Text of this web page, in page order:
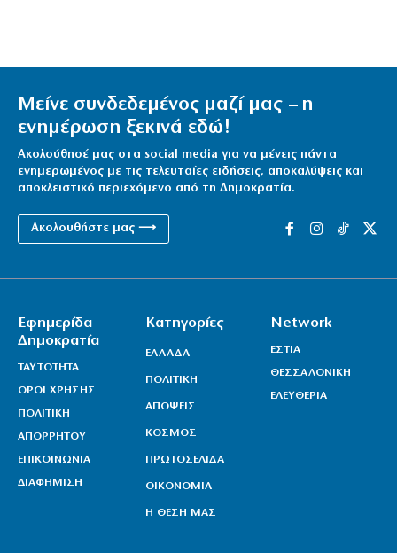
Μείνε συνδεδεμένος μαζί μας – η
ενημέρωση ξεκινά εδώ!
Ακολούθησέ μας στα social media για να μένεις πάντα
ενημερωμένος με τις τελευταίες ειδήσεις, αποκαλύψεις και
αποκλειστικό περιεχόμενο από τη Δημοκρατία.
Ακολουθήστε μας ⟶
Εφημερίδα
Δημοκρατία
ΤΑΥΤΟΤΗΤΑ
ΟΡΟΙ ΧΡΗΣΗΣ
ΠΟΛΙΤΙΚΗ
ΑΠΟΡΡΗΤΟΥ
ΕΠΙΚΟΙΝΩΝΙΑ
ΔΙΑΦΗΜΙΣΗ
Κατηγορίες
ΕΛΛΑΔΑ
ΠΟΛΙΤΙΚΗ
ΑΠΟΨΕΙΣ
ΚΟΣΜΟΣ
ΠΡΩΤΟΣΕΛΙΔΑ
ΟΙΚΟΝΟΜΙΑ
Η ΘΕΣΗ ΜΑΣ
Network
ΕΣΤΙΑ
ΘΕΣΣΑΛΟΝΙΚΗ
ΕΛΕΥΘΕΡΙΑ